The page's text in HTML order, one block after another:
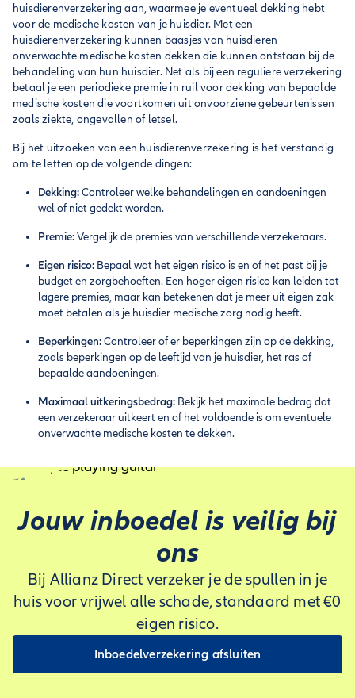
huisdierenverzekering aan, waarmee je eventueel dekking hebt
voor de medische kosten van je huisdier. Met een
huisdierenverzekering kunnen baasjes van huisdieren
onverwachte medische kosten dekken die kunnen ontstaan bij de
behandeling van hun huisdier. Net als bij een reguliere verzekering
betaal je een periodieke premie in ruil voor dekking van bepaalde
medische kosten die voortkomen uit onvoorziene gebeurtenissen
zoals ziekte, ongevallen of letsel.
Bij het uitzoeken van een huisdierenverzekering is het verstandig
om te letten op de volgende dingen:
Dekking:Controleer welke behandelingen en aandoeningen
wel of niet gedekt worden.
Premie:Vergelijk de premies van verschillende verzekeraars.
Eigen risico: Bepaal wat het eigen risico is en of het past bij je
budget en zorgbehoeften. Een hoger eigen risico kan leiden tot
lagere premies, maar kan betekenen dat je meer uit eigen zak
moet betalen als je huisdier medische zorg nodig heeft.
Beperkingen:Controleer of er beperkingen zijn op de dekking,
zoals beperkingen op de leeftijd van je huisdier, het ras of
bepaalde aandoeningen.
Maximaal uitkeringsbedrag: Bekijk het maximale bedrag dat
een verzekeraar uitkeert en of het voldoende is om eventuele
onverwachte medische kosten te dekken.
Jouw inboedel is veilig bij
ons
Bij Allianz Direct verzeker je de spullen in je
huis voor vrijwel alle schade, standaard met €0
eigen risico.
Inboedelverzekering afsluiten